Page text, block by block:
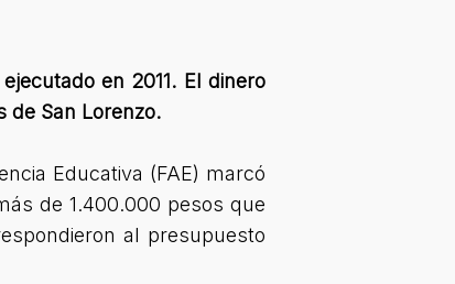
en 2011. El dinero
de San Lorenzo.
Educativa (FAE) marcó
de 1.400.000 pesos que
al presupuesto